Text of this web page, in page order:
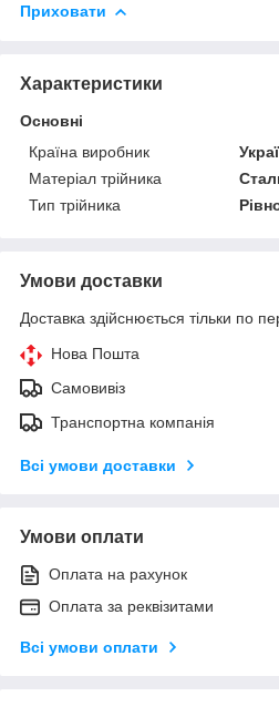
Приховати
Характеристики
Основні
Країна виробник
Матеріал трійника
Тип трійника
Умови доставки
Доставка здійснюється тільки по
Нова Пошта
Самовивіз
Транспортна компанія
Всі умови доставки
Умови оплати
Оплата на рахунок
Оплата за реквізитами
Всі умови оплати